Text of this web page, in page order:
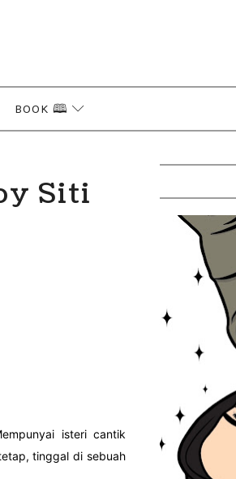
BOOK 🕮
Siti
isteri cantik
tinggal di sebuah